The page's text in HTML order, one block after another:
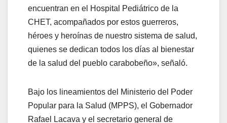
encuentran en el Hospital Pediátrico de la
CHET, acompañados por estos guerreros,
héroes y heroínas de nuestro sistema de salud,
quienes se dedican todos los días al bienestar
de la salud del pueblo carabobeño», señaló.
Bajo los lineamientos del Ministerio del Poder
Popular para la Salud (MPPS), el Gobernador
Rafael Lacava y el secretario general de